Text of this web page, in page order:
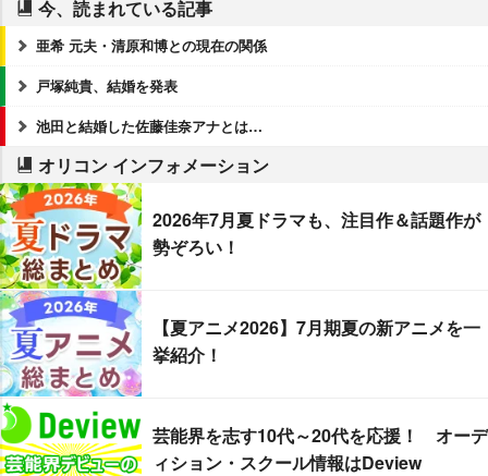
今、読まれている記事
亜希 元夫・清原和博との現在の関係
戸塚純貴、結婚を発表
池田と結婚した佐藤佳奈アナとは…
オリコン インフォメーション
2026年7月夏ドラマも、注目作＆話題作が
勢ぞろい！
【夏アニメ2026】7月期夏の新アニメを一
挙紹介！
芸能界を志す10代～20代を応援！ オーデ
ィション・スクール情報はDeview